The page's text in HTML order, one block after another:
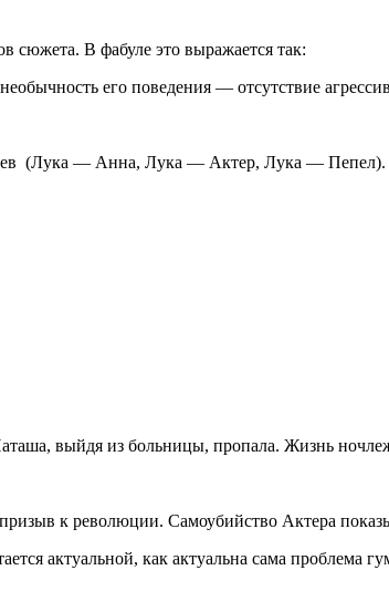
сюжета. В фабуле это выражается так:
его поведения — отсутствие
(Лука — Анна, Лука — Актер, Лука —
выйдя из больницы, пропала. Жизнь
к революции. Самоубийство Актера
актуальной, как актуальна сама